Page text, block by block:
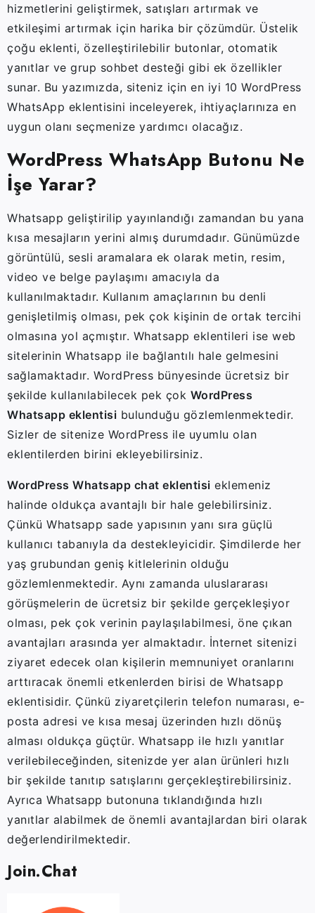
hizmetlerini geliştirmek, satışları artırmak ve
etkileşimi artırmak için harika bir çözümdür. Üstelik
çoğu eklenti, özelleştirilebilir butonlar, otomatik
yanıtlar ve grup sohbet desteği gibi ek özellikler
sunar. Bu yazımızda, siteniz için en iyi 10 WordPress
WhatsApp eklentisini inceleyerek, ihtiyaçlarınıza en
uygun olanı seçmenize yardımcı olacağız.
WordPress WhatsApp Butonu Ne
İşe Yarar?
Whatsapp geliştirilip yayınlandığı zamandan bu yana
kısa mesajların yerini almış durumdadır. Günümüzde
görüntülü, sesli aramalara ek olarak metin, resim,
video ve belge paylaşımı amacıyla da
kullanılmaktadır. Kullanım amaçlarının bu denli
genişletilmiş olması, pek çok kişinin de ortak tercihi
olmasına yol açmıştır. Whatsapp eklentileri ise web
sitelerinin Whatsapp ile bağlantılı hale gelmesini
sağlamaktadır. WordPress bünyesinde ücretsiz bir
şekilde kullanılabilecek pek çok WordPress
Whatsapp eklentisi bulunduğu gözlemlenmektedir.
Sizler de sitenize WordPress ile uyumlu olan
eklentilerden birini ekleyebilirsiniz.
WordPress Whatsapp chat eklentisi eklemeniz
halinde oldukça avantajlı bir hale gelebilirsiniz.
Çünkü Whatsapp sade yapısının yanı sıra güçlü
kullanıcı tabanıyla da destekleyicidir. Şimdilerde her
yaş grubundan geniş kitlelerinin olduğu
gözlemlenmektedir. Aynı zamanda uluslararası
görüşmelerin de ücretsiz bir şekilde gerçekleşiyor
olması, pek çok verinin paylaşılabilmesi, öne çıkan
avantajları arasında yer almaktadır. İnternet sitenizi
ziyaret edecek olan kişilerin memnuniyet oranlarını
arttıracak önemli etkenlerden birisi de Whatsapp
eklentisidir. Çünkü ziyaretçilerin telefon numarası, e-
posta adresi ve kısa mesaj üzerinden hızlı dönüş
alması oldukça güçtür. Whatsapp ile hızlı yanıtlar
verilebileceğinden, sitenizde yer alan ürünleri hızlı
bir şekilde tanıtıp satışlarını gerçekleştirebilirsiniz.
Ayrıca Whatsapp butonuna tıklandığında hızlı
yanıtlar alabilmek de önemli avantajlardan biri olarak
değerlendirilmektedir.
Join.Chat